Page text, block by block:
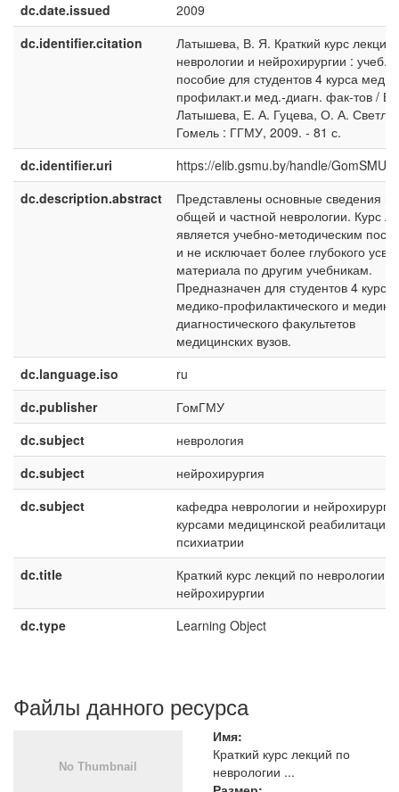
dc.date.issued
2009
dc.identifier.citation
Латышева, В. Я. Краткий курс лекций
неврологии и нейрохирургии :
пособие для студентов 4 курса мед.-
профилакт.и мед.-диагн. фак-тов /
Латышева, Е. А. Гуцева, О. А.
Гомель : ГГМУ, 2009. - 81 с.
dc.identifier.uri
https://elib.gsmu.by/handle/GomSMU/
dc.description.abstract
Представлены основные сведения по
общей и частной неврологии. Курс
является учебно-методическим
и не исключает более глубокого
материала по другим учебникам.
Предназначен для студентов 4 курса
медико-профилактического и медико-
диагностического факультетов
медицинских вузов.
dc.language.iso
ru
dc.publisher
ГомГМУ
dc.subject
неврология
dc.subject
нейрохирургия
dc.subject
кафедра неврологии и
курсами медицинской реабилитации
психиатрии
dc.title
Краткий курс лекций по неврологии и
нейрохирургии
dc.type
Learning Object
Файлы данного ресурса
Имя:
Краткий курс лекций по
неврологии ...